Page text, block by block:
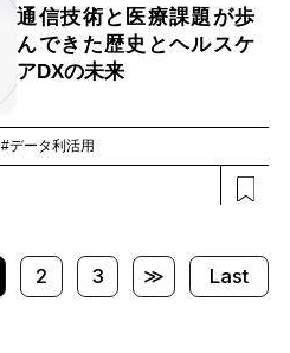
通信技術と医療課題が歩
んできた歴史とヘルスケ
アDXの未来
#データ利活用
2 3 ≫ Last